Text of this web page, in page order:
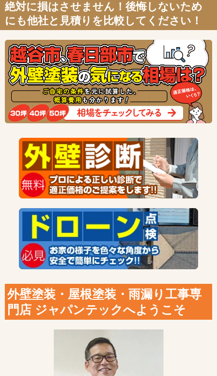
絶対に損はさせません！後悔しないため
にも他社と見積りを比較してください！
外壁塗装・屋根塗装・雨漏り工事専
門店 ジャパンテックへようこそ